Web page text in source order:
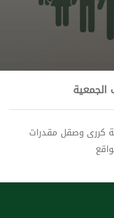
كررى وصقل مقدرات